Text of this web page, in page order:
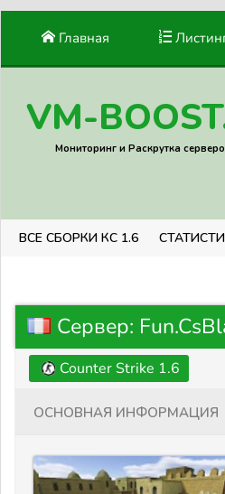
Главная
VM-
Мониторинг и Раскрутка
ВСЕ СБОРКИ КС 1.6
Сервер:
Counter Strike 1.6
Основная информация